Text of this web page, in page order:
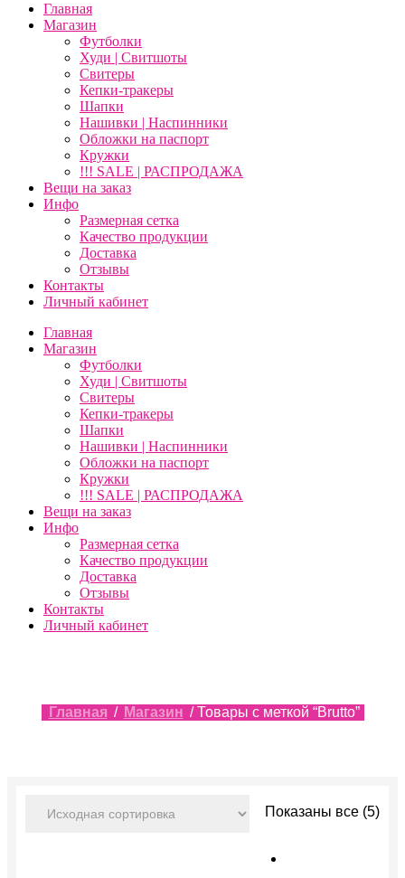
Главная
Магазин
Футболки
Худи | Свитшоты
Свитеры
Кепки-тракеры
Шапки
Нашивки | Наспинники
Обложки на паспорт
Кружки
!!! SALE | РАСПРОДАЖА
Вещи на заказ
Инфо
Размерная сетка
Качество продукции
Доставка
Отзывы
Контакты
Личный кабинет
Главная
Магазин
Футболки
Худи | Свитшоты
Свитеры
Кепки-тракеры
Шапки
Нашивки | Наспинники
Обложки на паспорт
Кружки
!!! SALE | РАСПРОДАЖА
Вещи на заказ
Инфо
Размерная сетка
Качество продукции
Доставка
Отзывы
Контакты
Личный кабинет
Главная / Магазин / Товары с меткой “Brutto”
Показаны все (5)